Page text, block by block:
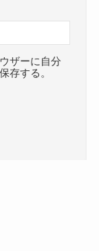
ザーに自分
存する。